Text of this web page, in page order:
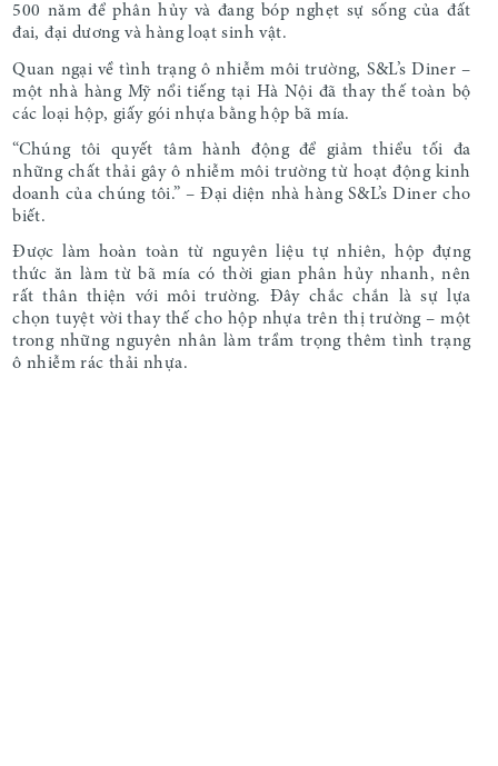
500 năm để phân hủy và đang bóp nghẹt sự sống của đất
đai, đại dương và hàng loạt sinh vật.
Quan ngại về tình trạng ô nhiễm môi trường, S&L’s Diner –
một nhà hàng Mỹ nổi tiếng tại Hà Nội đã thay thế toàn bộ
các loại hộp, giấy gói nhựa bằng hộp bã mía.
“Chúng tôi quyết tâm hành động để giảm thiểu tối đa
những chất thải gây ô nhiễm môi trường từ hoạt động kinh
doanh của chúng tôi.” – Đại diện nhà hàng S&L’s Diner cho
biết.
Được làm hoàn toàn từ nguyên liệu tự nhiên, hộp đựng
thức ăn làm từ bã mía có thời gian phân hủy nhanh, nên
rất thân thiện với môi trường. Đây chắc chắn là sự lựa
chọn tuyệt vời thay thế cho hộp nhựa trên thị trường – một
trong những nguyên nhân làm trầm trọng thêm tình trạng
ô nhiễm rác thải nhựa.